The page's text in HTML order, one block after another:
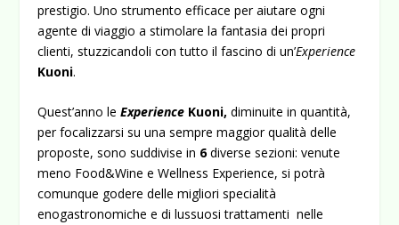
prestigio. Uno strumento efficace per aiutare ogni
agente di viaggio a stimolare la fantasia dei propri
clienti, stuzzicandoli con tutto il fascino di un’Experience
Kuoni.
Quest’anno le Experience Kuoni, diminuite in quantità,
per focalizzarsi su una sempre maggior qualità delle
proposte, sono suddivise in 6diverse sezioni: venute
meno Food&Wine e Wellness Experience, si potrà
comunque godere delle migliori specialità
enogastronomiche e di lussuosi trattamenti nelle